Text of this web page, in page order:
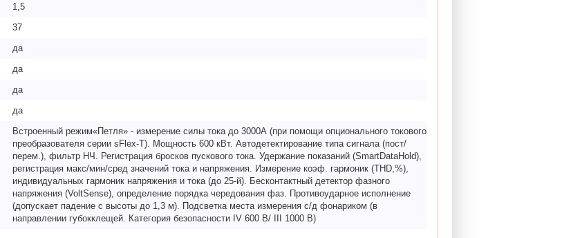
1,5
37
да
да
да
да
Встроенный режим«Петля» - измерение силы тока до 3000А (при помощи опционального токового
преобразователя серии sFlex-T). Мощность 600 кВт. Автодетектирование типа сигнала (пост/
перем.), фильтр НЧ. Регистрация бросков пускового тока. Удержание показаний (SmartDataHold),
регистрация макс/мин/сред значений тока и напряжения. Измерение коэф. гармоник (THD,%),
индивидуальных гармоник напряжения и тока (до 25-й). Бесконтактный детектор фазного
напряжения (VoltSense), определение порядка чередования фаз. Противоударное исполнение
(допускает падение с высоты до 1,3 м). Подсветка места измерения с/д фонариком (в
направлении губокклещей. Категория безопасности IV 600 В/ III 1000 В)